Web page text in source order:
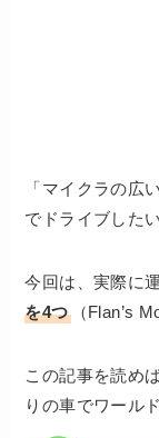
「マイクラの広
でドライブした
今回は、実際に
を4つ（Flan’s
この記事を読め
りの車でワール